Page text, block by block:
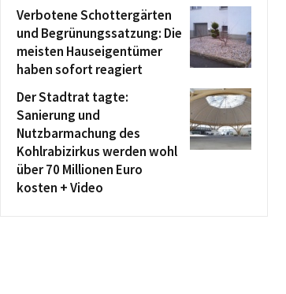
Verbotene Schottergärten
und Begrünungssatzung: Die
meisten Hauseigentümer
haben sofort reagiert
Der Stadtrat tagte:
Sanierung und
Nutzbarmachung des
Kohlrabizirkus werden wohl
über 70 Millionen Euro
kosten + Video